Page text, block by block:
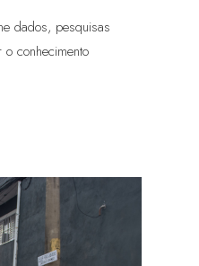
dados, pesquisas
conhecimento